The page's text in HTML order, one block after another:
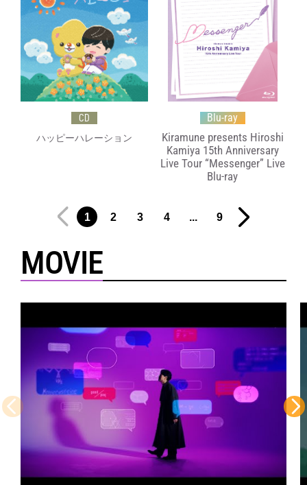
CD
ハッピーハレーション
Blu-ray
Kiramune presents Hiroshi
Kamiya 15th Anniversary
Live Tour “Messenger” Live
Blu-ray
1 2 3 4 ... 9
MOVIE